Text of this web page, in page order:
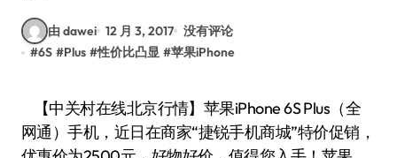
由 dawei 12 月 3, 2017 没有评论
#6S #Plus #性价比凸显 #苹果iPhone
【中关村在线北京行情】苹果iPhone 6S Plus（全
网通）手机，近日在商家“捷锐手机商城”特价促销，